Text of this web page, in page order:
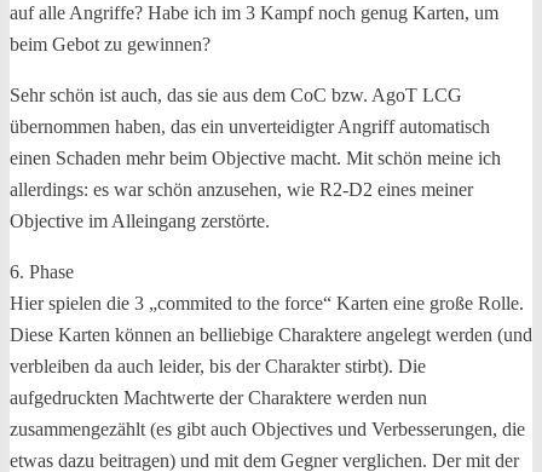
auf alle Angriffe? Habe ich im 3 Kampf noch genug Karten, um
beim Gebot zu gewinnen?
Sehr schön ist auch, das sie aus dem CoC bzw. AgoT LCG
übernommen haben, das ein unverteidigter Angriff automatisch
einen Schaden mehr beim Objective macht. Mit schön meine ich
allerdings: es war schön anzusehen, wie R2-D2 eines meiner
Objective im Alleingang zerstörte.
6. Phase
Hier spielen die 3 „commited to the force“ Karten eine große Rolle.
Diese Karten können an belliebige Charaktere angelegt werden (und
verbleiben da auch leider, bis der Charakter stirbt). Die
aufgedruckten Machtwerte der Charaktere werden nun
zusammengezählt (es gibt auch Objectives und Verbesserungen, die
etwas dazu beitragen) und mit dem Gegner verglichen. Der mit der